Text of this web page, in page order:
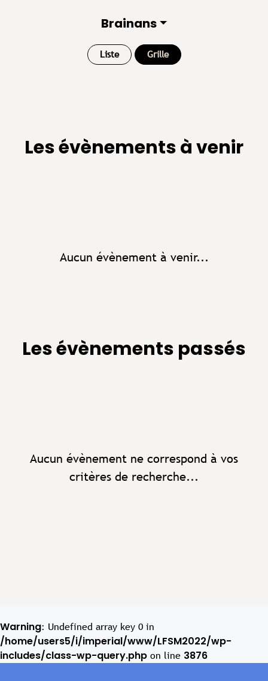
Brainans
Liste Grille
Les évènements à venir
Aucun évènement à venir...
Les évènements passés
Aucun évènement ne correspond à vos
critères de recherche...
Warning: Undefined array key 0 in
/home/users5/i/imperial/www/LFSM2022/wp-
includes/class-wp-query.php on line 3876